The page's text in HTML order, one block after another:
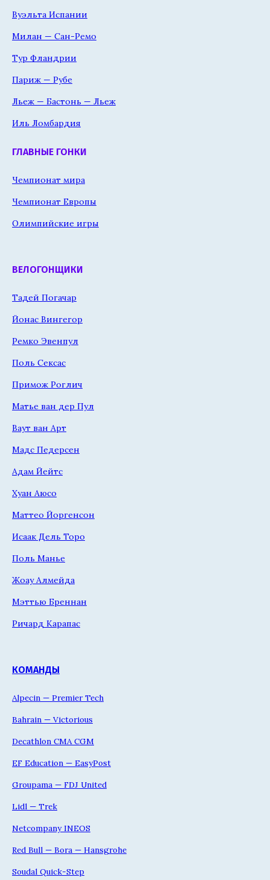
Вуэльта Испании
Милан — Сан-Ремо
Тур Фландрии
Париж — Рубе
Льеж — Бастонь — Льеж
Иль Ломбардия
ГЛАВНЫЕ ГОНКИ
Чемпионат мира
Чемпионат Европы
Олимпийские игры
ВЕЛОГОНЩИКИ
Тадей Погачар
Йонас Вингегор
Ремко Эвенпул
Поль Сексас
Примож Роглич
Матье ван дер Пул
Ваут ван Арт
Мадс Педерсен
Адам Йейтс
Хуан Аюсо
Маттео Йоргенсон
Исаак Дель Торо
Поль Манье
Жоау Алмейда
Мэттью Бреннан
Ричард Карапас
КОМАНДЫ
Alpecin — Premier Tech
Bahrain — Victorious
Decathlon CMA CGM
EF Education — EasyPost
Groupama — FDJ United
Lidl — Trek
Netcompany INEOS
Red Bull — Bora — Hansgrohe
Soudal Quick-Step